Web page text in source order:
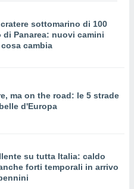
sottomarino di 100
di Panarea: nuovi camini
cambia
ma on the road: le 5 strade
d'Europa
su tutta Italia: caldo
forti temporali in arrivo